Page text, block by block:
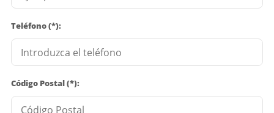
Teléfono (*):
Código Postal (*):